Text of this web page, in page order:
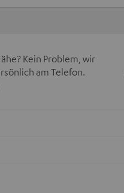
Kein Problem, wir
am Telefon.